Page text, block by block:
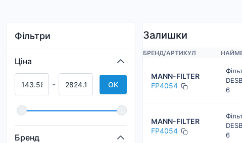
Фільтри
Ціна
- OK
Бренд
Залишки
БРЕНД/АРТИКУЛ
MANN-FILTER
FP4054
6
MANN-FILTER
FP4054
6